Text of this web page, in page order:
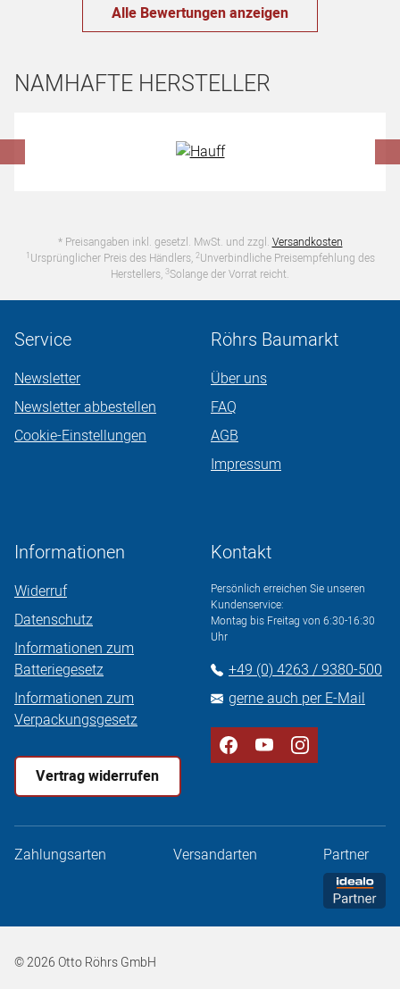
Alle Bewertungen anzeigen
NAMHAFTE HERSTELLER
* Preisangaben inkl. gesetzl. MwSt. und zzgl. Versandkosten
1 Ursprünglicher Preis des Händlers, 2Unverbindliche Preisempfehlung des
Herstellers, 3Solange der Vorrat reicht.
Service
Newsletter
Newsletter abbestellen
Cookie-Einstellungen
Röhrs Baumarkt
Über uns
FAQ
AGB
Impressum
Informationen
Widerruf
Datenschutz
Informationen zum
Batteriegesetz
Informationen zum
Verpackungsgesetz
Vertrag widerrufen
Kontakt
Persönlich erreichen Sie unseren
Kundenservice:
Montag bis Freitag von 6:30-16:30
Uhr
+49 (0) 4263 / 9380-500
gerne auch per E-Mail
Zahlungsarten Versandarten Partner
© 2026 Otto Röhrs GmbH